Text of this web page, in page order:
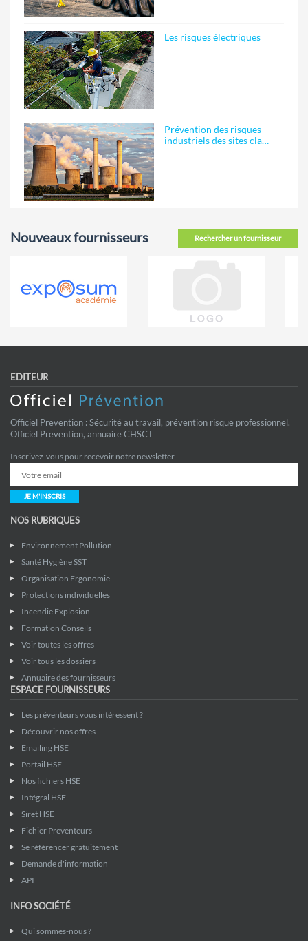
Les risques électriques
Prévention des risques
industriels des sites cla…
Rechercher un fournisseur
Nouveaux fournisseurs
EDITEUR
Officiel Prevention : Sécurité au travail, prévention risque professionnel.
Officiel Prevention, annuaire CHSCT
Inscrivez-vous pour recevoir notre newsletter
JE M'INSCRIS
NOS RUBRIQUES
Environnement Pollution
Santé Hygiène SST
Organisation Ergonomie
Protections individuelles
Incendie Explosion
Formation Conseils
Voir toutes les offres
Voir tous les dossiers
Annuaire des fournisseurs
ESPACE FOURNISSEURS
Les préventeurs vous intéressent ?
Découvrir nos offres
Emailing HSE
Portail HSE
Nos fichiers HSE
Intégral HSE
Siret HSE
Fichier Preventeurs
Se référencer gratuitement
Demande d'information
API
INFO SOCIÉTÉ
Qui sommes-nous ?